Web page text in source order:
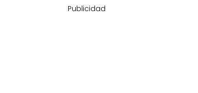
Publicidad